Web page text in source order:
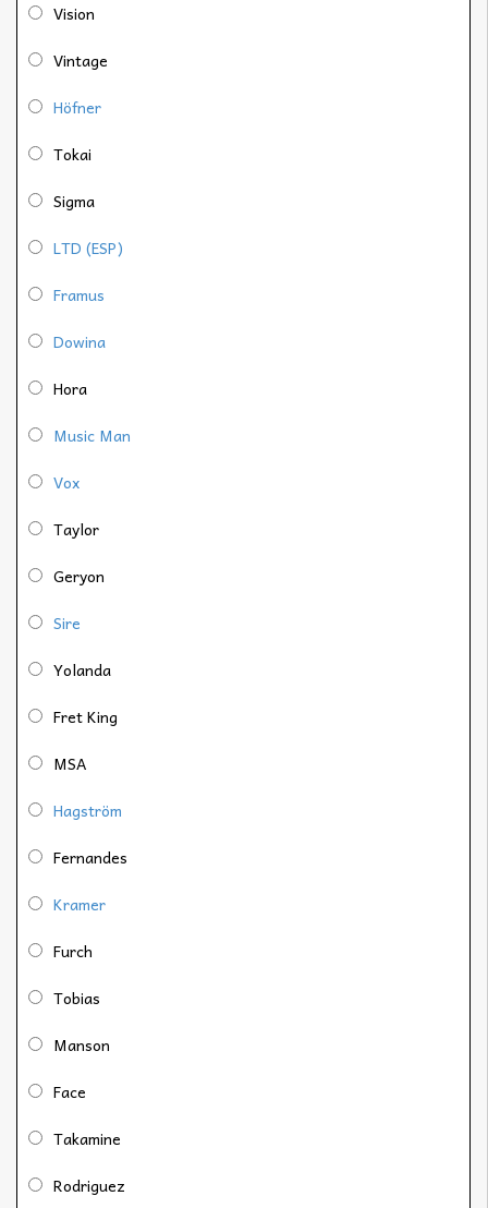
Vision
Vintage
Höfner
Tokai
Sigma
LTD (ESP)
Framus
Dowina
Hora
Music Man
Vox
Taylor
Geryon
Sire
Yolanda
Fret King
MSA
Hagström
Fernandes
Kramer
Furch
Tobias
Manson
Face
Takamine
Rodriguez